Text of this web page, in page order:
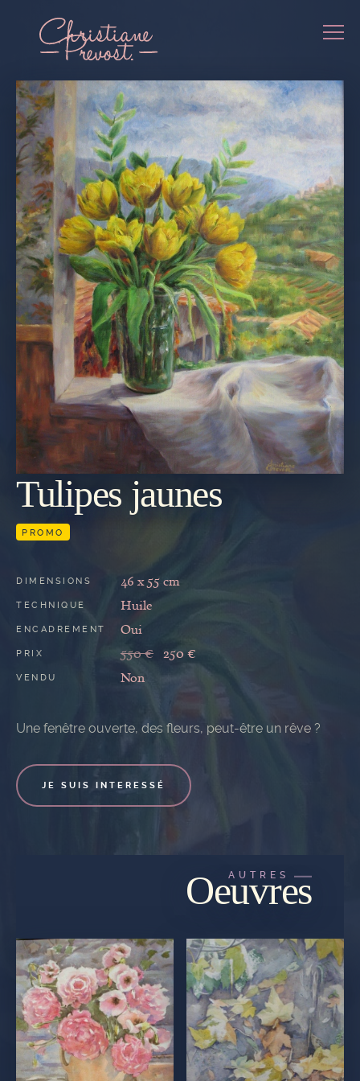
REVENIR
Tulipes jaunes
PROMO
DIMENSIONS 46 x 55 cm
TECHNIQUE Huile
ENCADREMENT Oui
PRIX 550 € 250 €
VENDU Non
Une fenêtre ouverte, des fleurs, peut-être un rêve ?
JE SUIS INTERESSÉ
AUTRES
Oeuvres